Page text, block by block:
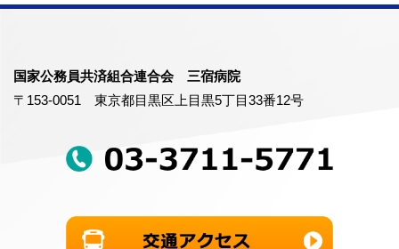
国家公務員共済組合連合会 三宿病院
〒153-0051 東京都目黒区上目黒5丁目33番12号